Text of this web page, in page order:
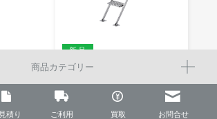
積り ご利用 買取 お問合せ
商品カテゴリー
(税込)～
￥-(税込)～
新品
鋼製階段0.9
通常販売価格
￥6,460 (税込)～
￥19,000 (税込)～